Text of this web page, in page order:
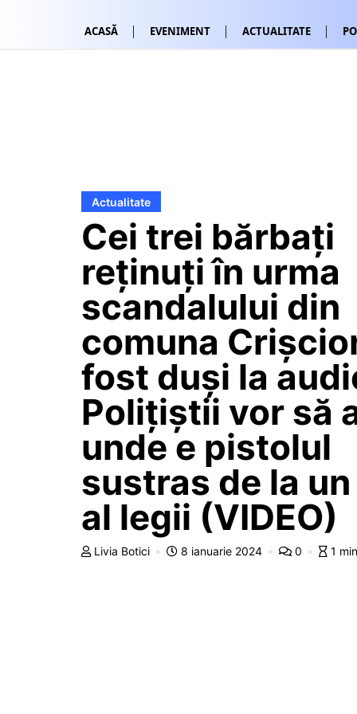
ACASĂ EVENIMENT ACTUALITATE
Actualitate
Cei trei bărbați
reținuți în urma
scandalului din
comuna
fost duși la
Polițiștii vor să
unde e pistolul
sustras de la
al legii (VIDEO)
Livia Botici 8 ianuarie 2024 0 1